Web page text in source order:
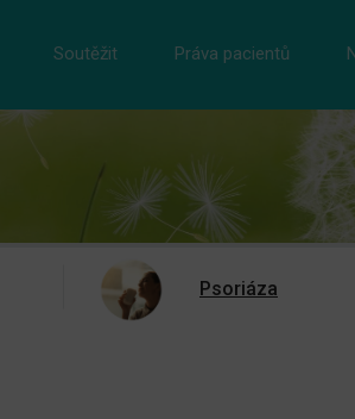
Soutěžit Práva pacientů
Psoriáza